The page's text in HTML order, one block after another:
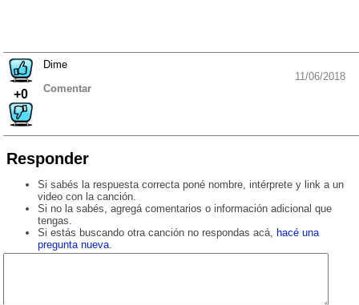
+0
Dime
11/06/2018
Comentar
Responder
Si sabés la respuesta correcta poné nombre, intérprete y link a un
video con la canción.
Si no la sabés, agregá comentarios o información adicional que
tengas.
Si estás buscando otra canción no respondas acá, hacé una
pregunta nueva.